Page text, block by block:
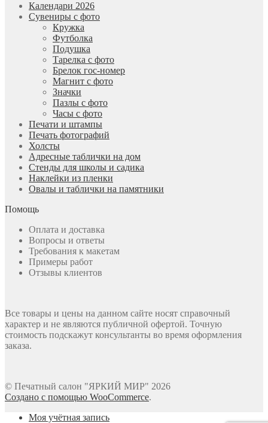
Календари 2026
Сувениры с фото
Кружка
Футболка
Подушка
Тарелка с фото
Брелок гос-номер
Магнит с фото
Значки
Пазлы с фото
Часы с фото
Печати и штампы
Печать фотографий
Холсты
Адресные таблички на дом
Стенды для школы и садика
Наклейки из пленки
Овалы и таблички на памятники
Помощь
Оплата и доставка
Вопросы и ответы
Требования к макетам
Примеры работ
Отзывы клиентов
Все товары и цены на данном сайте носят справочный
характер и не являются публичной офертой. Точную
стоимость подскажут консультанты во время оформления
заказа.
© Печатный салон "ЯРКИЙ МИР" 2026
Создано с помощью WooCommerce.
Моя учётная запись